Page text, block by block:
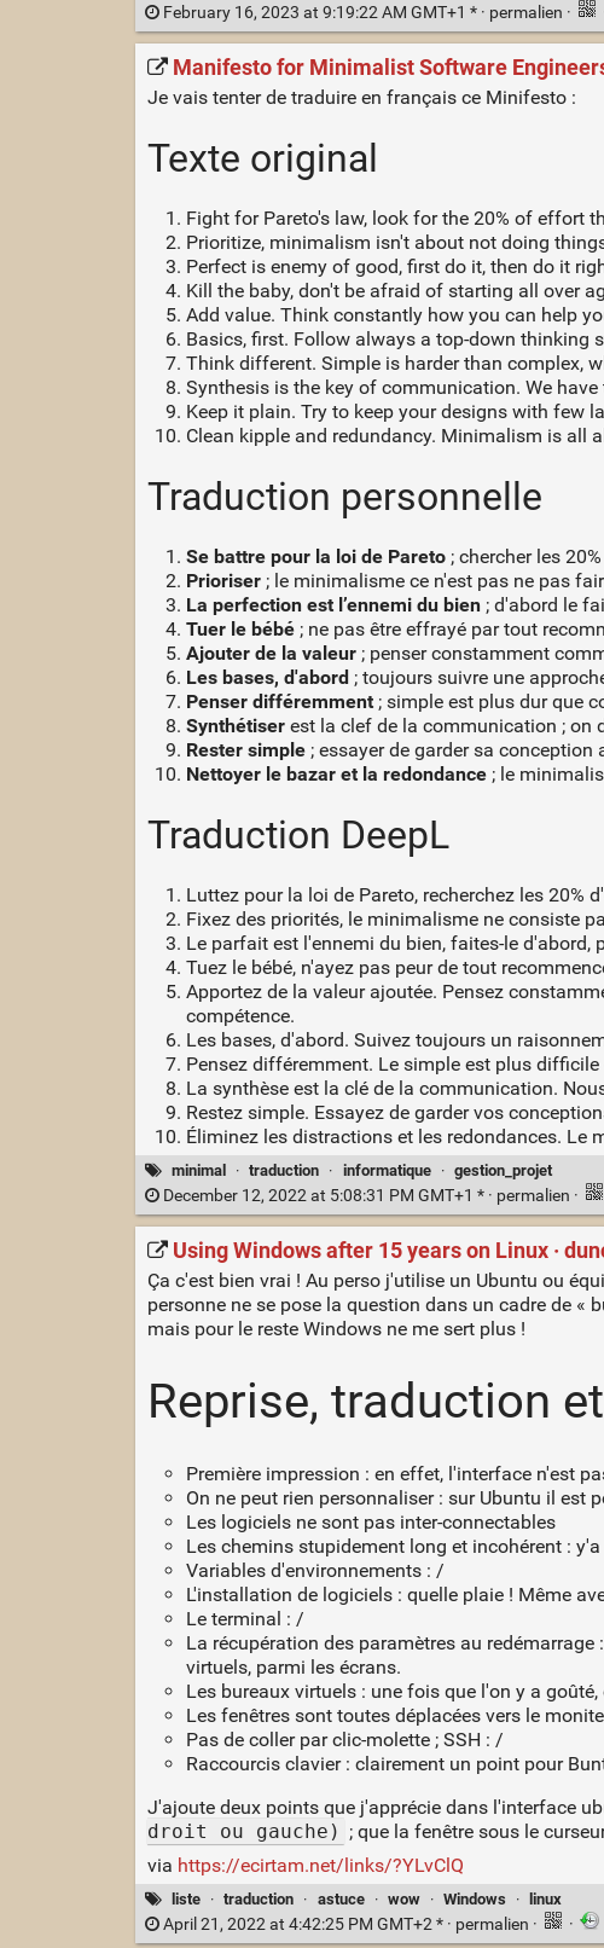
February 16, 2023 at 9:19:22 AM GMT+1 * · permalien ·
Manifesto for Minimalist Software
Je vais tenter de traduire en français ce Minifesto :
Texte original
Fight for Pareto's law, look for the 20% of effort
Prioritize, minimalism isn't about not doing
Perfect is enemy of good, first do it, then do it
Kill the baby, don't be afraid of starting all over
Add value. Think constantly how you can help
Basics, first. Follow always a top-down thinking
Think different. Simple is harder than complex,
Synthesis is the key of communication. We
Keep it plain. Try to keep your designs with few
Clean kipple and redundancy. Minimalism is all
Traduction personnelle
Se battre pour la loi de Pareto; chercher les
Prioriser; le minimalisme ce n'est pas ne pas
La perfection est l’ennemi du bien; d'abord le
Tuer le bébé; ne pas être effrayé par tout
Ajouter de la valeur; penser constamment
Les bases, d'abord; toujours suivre une
Penser différemment; simple est plus dur que
Synthétiserest la clef de la communication ; on
Rester simple; essayer de garder sa conception
Nettoyer le bazar et la redondance; le
Traduction DeepL
Luttez pour la loi de Pareto, recherchez les 20%
Fixez des priorités, le minimalisme ne consiste
Le parfait est l'ennemi du bien, faites-le d'abord,
Tuez le bébé, n'ayez pas peur de tout
Apportez de la valeur ajoutée. Pensez
compétence.
Les bases, d'abord. Suivez toujours un
Pensez différemment. Le simple est plus
La synthèse est la clé de la communication.
Restez simple. Essayez de garder vos
Éliminez les distractions et les redondances.
minimal · traduction · informatique · gestion_projet
December 12, 2022 at 5:08:31 PM GMT+1 * · permalien ·
Using Windows after 15 years on Linux ·
Ça c'est bien vrai ! Au perso j'utilise un Ubuntu ou
personne ne se pose la question dans un cadre de
mais pour le reste Windows ne me sert plus !
Reprise, traduction
Première impression : en effet, l'interface n'est
On ne peut rien personnaliser : sur Ubuntu il est
Les logiciels ne sont pas inter-connectables
Les chemins stupidement long et incohérent :
Variables d'environnements : /
L'installation de logiciels : quelle plaie ! Même
Le terminal : /
La récupération des paramètres au
virtuels, parmi les écrans.
Les bureaux virtuels : une fois que l'on y a
Les fenêtres sont toutes déplacées vers le
Pas de coller par clic-molette ; SSH : /
Raccourcis clavier : clairement un point pour
J'ajoute deux points que j'apprécie dans l'interface
droit ou gauche) ; que la fenêtre sous le
via https://ecirtam.net/links/?YLvClQ
liste · traduction · astuce · wow · Windows · linux
April 21, 2022 at 4:42:25 PM GMT+2 * · permalien · ·